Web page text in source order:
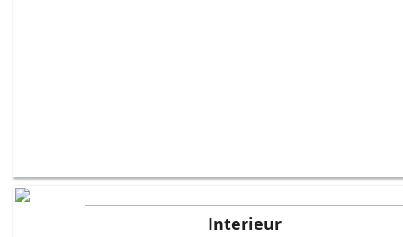
Interieur